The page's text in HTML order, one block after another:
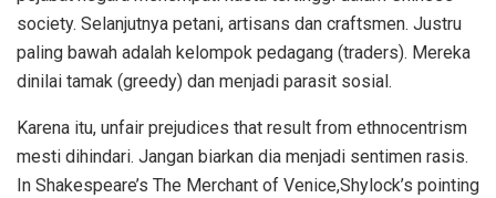
society. Selanjutnya petani, artisans dan craftsmen. Justru
paling bawah adalah kelompok pedagang (traders). Mereka
dinilai tamak (greedy) dan menjadi parasit sosial.
Karena itu, unfair prejudices that result from ethnocentrism
mesti dihindari. Jangan biarkan dia menjadi sentimen rasis.
In Shakespeare’s The Merchant of Venice,Shylock’s pointing